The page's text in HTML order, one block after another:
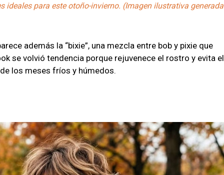
ideales para este otoño-invierno. (Imagen ilustrativa generada
además la “bixie”, una mezcla entre bob y pixie que
se volvió tendencia porque rejuvenece el rostro y evita el
los meses fríos y húmedos.